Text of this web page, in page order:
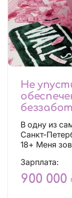
Не
будет
Лучшие
В одну из
Санкт-
18+ Меня
Зарплата:
900 000